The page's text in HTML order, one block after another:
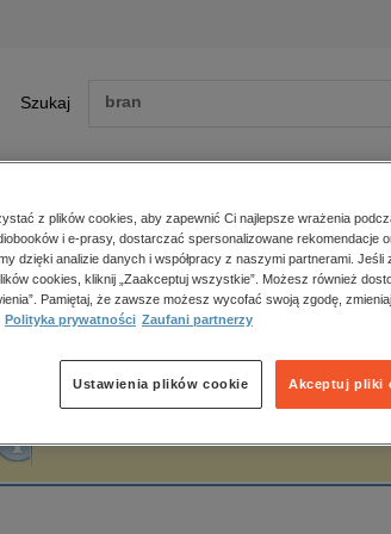
Szukaj
Zobacz
polityka, społeczno-informacyjne
psychologiczne
popularno-naukowe
historia
główna Kazimierz Brodziński
Brodziński
z plików cookies, aby zapewnić Ci najlepsze wrażenia
i e-prasy, dostarczać spersonalizowane rekomendacje
dzięki analizie danych i współpracy z naszymi partnerami.
cookies, kliknij „Zaakceptuj wszystkie”. Możesz również
Pamiętaj, że zawsze możesz wycofać swoją zgodę,
Polityka prywatności Zaufani partnerzy
Akceptuj pliki
Ustawienia plików cookie